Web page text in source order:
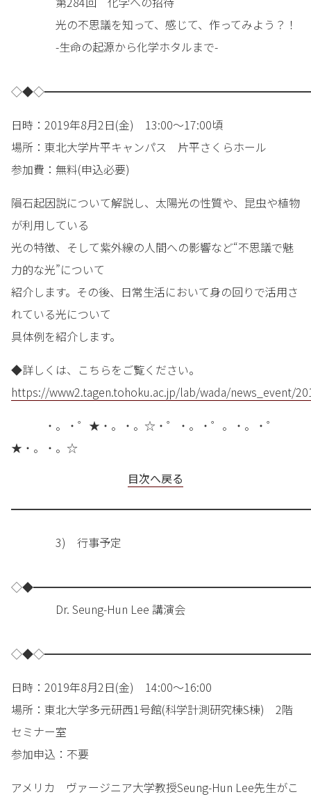
光の不思議を知って、感じて、作ってみよう？！
-生命の起源から化学ホタルまで-
日時：2019年8月2日(金) 13:00～17:00頃
場所：東北大学片平キャンパス 片平さくらホール
参加費：無料(申込必要)
隕石起因説について解説し、太陽光の性質や、昆虫や植物
が利用している
光の特徴、そして紫外線の人間への影響など“不思議で魅
力的な光”について
紹介します。その後、日常生活において身の回りで活用さ
れている光について
具体例を紹介します。
◆詳しくは、こちらをご覧ください。
https://www2.tagen.tohoku.ac.jp/lab/wada/news_event/
・。・゜★・。・。☆・゜・。・゜。・。・゜
★・。・。☆
目次へ戻る
3) 行事予定
Dr. Seung-Hun Lee 講演会
日時：2019年8月2日(金) 14:00～16:00
場所：東北大学多元研西1号館(科学計測研究棟S棟) 2階
セミナー室
参加申込：不要
アメリカ ヴァージニア大学教授Seung-Hun Lee先生がこ